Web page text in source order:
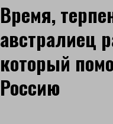
Время,
австралиец
который
Россию